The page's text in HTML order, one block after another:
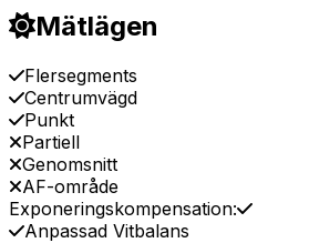
Mätlägen
Flersegments
Centrumvägd
Punkt
Partiell
Genomsnitt
AF-område
Exponeringskompensation:
Anpassad Vitbalans